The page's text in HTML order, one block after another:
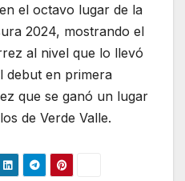
el octavo lugar de la
2024, mostrando el
al nivel que lo llevó
debut en primera
que se ganó un lugar
de Verde Valle.